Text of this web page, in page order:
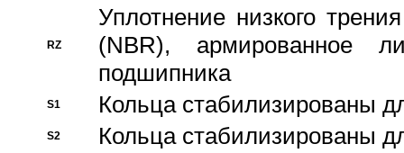
RZ
Уплотнение низкого
(NBR), армированное
подшипника
S1 Кольца стабилизированы
S2 Кольца стабилизированы